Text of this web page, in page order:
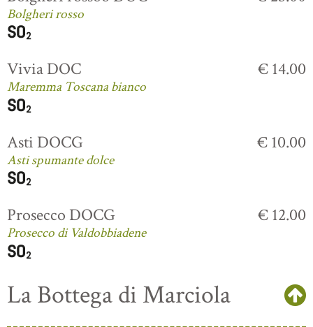
Bolgheri rosso
Vivia DOC
Maremma Toscana bianco
€ 14.00
Asti DOCG
Asti spumante dolce
€ 10.00
Prosecco DOCG
Prosecco di Valdobbiadene
€ 12.00
La Bottega di Marciola